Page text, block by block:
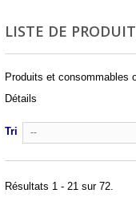
LISTE DE
Produits et consommables
Détails
Tri --
Résultats 1 - 21 sur 72.